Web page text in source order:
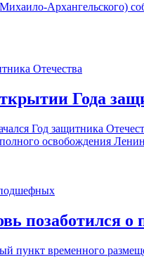
Архангельского)
Года
Год защитника
освобождения
позаботился
временного